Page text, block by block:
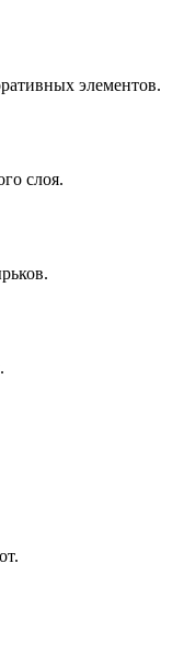
элементов.
слоя.